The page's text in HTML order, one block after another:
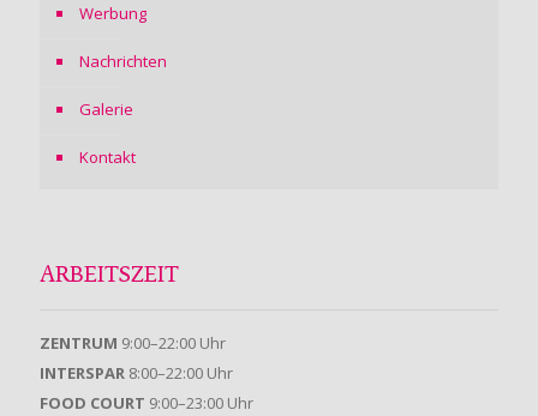
Werbung
Nachrichten
Galerie
Kontakt
ARBEITSZEIT
ZENTRUM 9:00–22:00 Uhr
INTERSPAR 8:00–22:00 Uhr
FOOD COURT 9:00–23:00 Uhr